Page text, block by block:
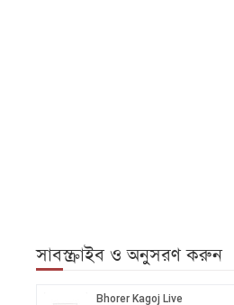
সাবস্ক্রাইব ও অনুসরণ করুন